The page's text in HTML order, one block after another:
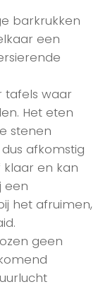
barkrukken
een
tafels waar
Het eten
stenen
afkomstig
en kan
een
het afruimen,
geen